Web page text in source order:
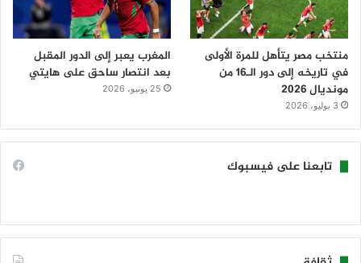
منتخب مصر يتأهل للمرة الأولى
في تاريخه إلى دور الـ16 من
مونديال 2026
3 يوليو، 2026
المغرب يعبر إلى الدور المقبل
بعد انتصار ساحق على هايتي
25 يونيو، 2026
تابعنا على فيسبوك